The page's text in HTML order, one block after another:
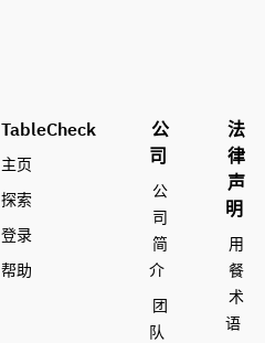
TableCheck
主页
探索
登录
帮助
公
司
公
司
简
介
团
队
法
律
声
明
用
餐
术
语